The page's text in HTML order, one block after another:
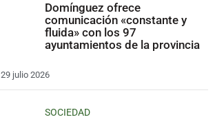
Domínguez ofrece
comunicación «constante y
fluida» con los 97
ayuntamientos de la provincia
29 julio 2026
SOCIEDAD